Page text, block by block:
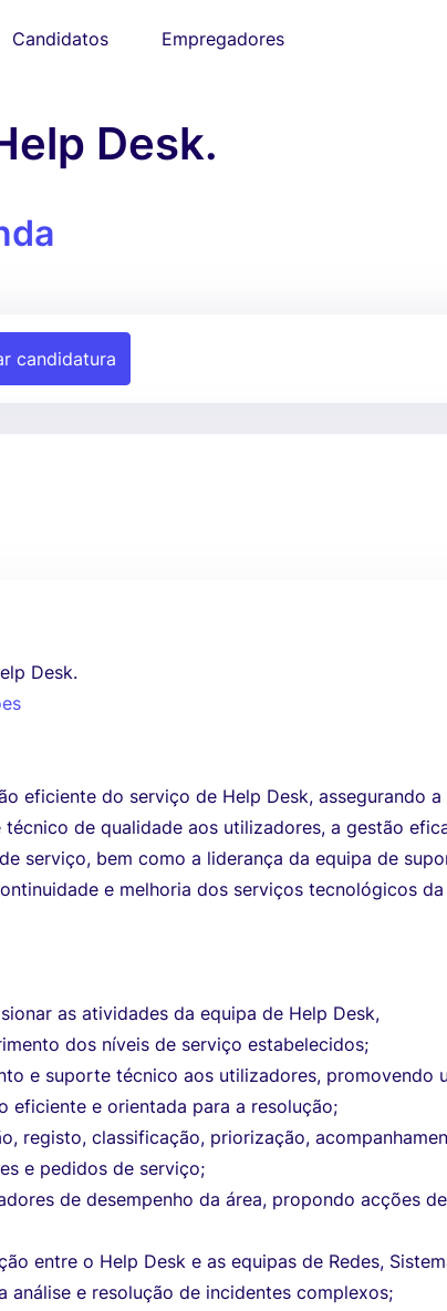
Candidatos Empregadores
Desk.
candidatura
Desk.
eficiente do serviço de Help Desk, assegurando a
de qualidade aos utilizadores, a gestão
serviço, bem como a liderança da equipa de
e melhoria dos serviços tecnológicos da
as atividades da equipa de Help Desk,
dos níveis de serviço estabelecidos;
e suporte técnico aos utilizadores, promovendo
eficiente e orientada para a resolução;
registo, classificação, priorização,
e pedidos de serviço;
de desempenho da área, propondo acções de
entre o Help Desk e as equipas de Redes,
análise e resolução de incidentes complexos;